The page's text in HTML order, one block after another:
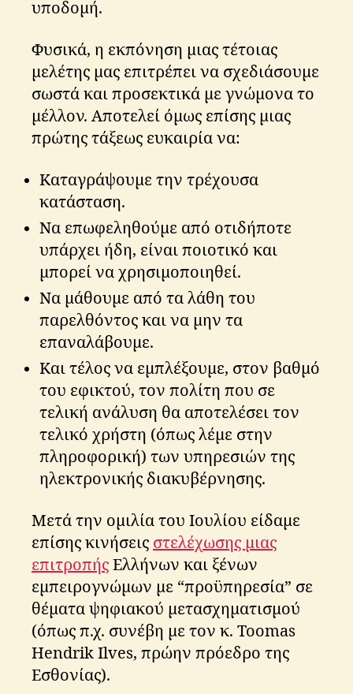
υποδομή.
Φυσικά, η εκπόνηση μιας τέτοιας
μελέτης μας επιτρέπει να σχεδιάσουμε
σωστά και προσεκτικά με γνώμονα το
μέλλον. Αποτελεί όμως επίσης μιας
πρώτης τάξεως ευκαιρία να:
Καταγράψουμε την τρέχουσα
κατάσταση.
Να επωφεληθούμε από οτιδήποτε
υπάρχει ήδη, είναι ποιοτικό και
μπορεί να χρησιμοποιηθεί.
Να μάθουμε από τα λάθη του
παρελθόντος και να μην τα
επαναλάβουμε.
Και τέλος να εμπλέξουμε, στον βαθμό
του εφικτού, τον πολίτη που σε
τελική ανάλυση θα αποτελέσει τον
τελικό χρήστη (όπως λέμε στην
πληροφορική) των υπηρεσιών της
ηλεκτρονικής διακυβέρνησης.
Μετά την ομιλία του Ιουλίου είδαμε
επίσης κινήσεις στελέχωσης μιας
επιτροπής Ελλήνων και ξένων
εμπειρογνώμων με “προϋπηρεσία” σε
θέματα ψηφιακού μετασχηματισμού
(όπως π.χ. συνέβη με τον κ. Toomas
Hendrik Ilves, πρώην πρόεδρο της
Εσθονίας).